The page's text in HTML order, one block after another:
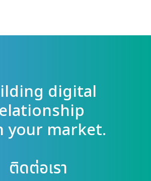
digital
your market.
ติดต่อเรา